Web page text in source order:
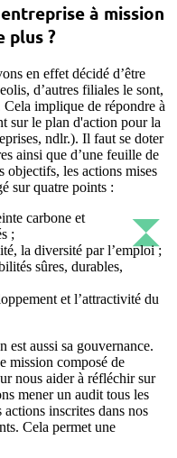
à mission
plus ?
en effet décidé d’être
d’autres filiales le sont,
implique de répondre à
sur le plan d'action pour la
ndlr.). Il faut se doter
ainsi que d’une feuille de
objectifs, les actions mises
sur quatre points :
carbone et
;
la diversité par l’emploi ;
sûres, durables,
et l’attractivité du
est aussi sa gouvernance.
mission composé de
nous aider à réfléchir sur
mener un audit tous les
inscrites dans nos
Cela permet une